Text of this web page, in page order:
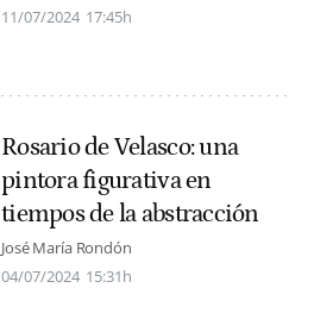
11/07/2024 17:45h
Rosario de Velasco: una
pintora figurativa en
tiempos de la abstracción
José María Rondón
04/07/2024 15:31h